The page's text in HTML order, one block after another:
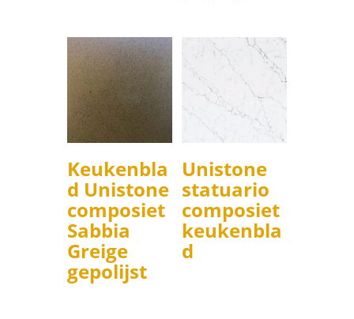
Keukenbla
d Unistone
composiet
Sabbia
Greige
gepolijst
Unistone
statuario
composiet
keukenbla
d